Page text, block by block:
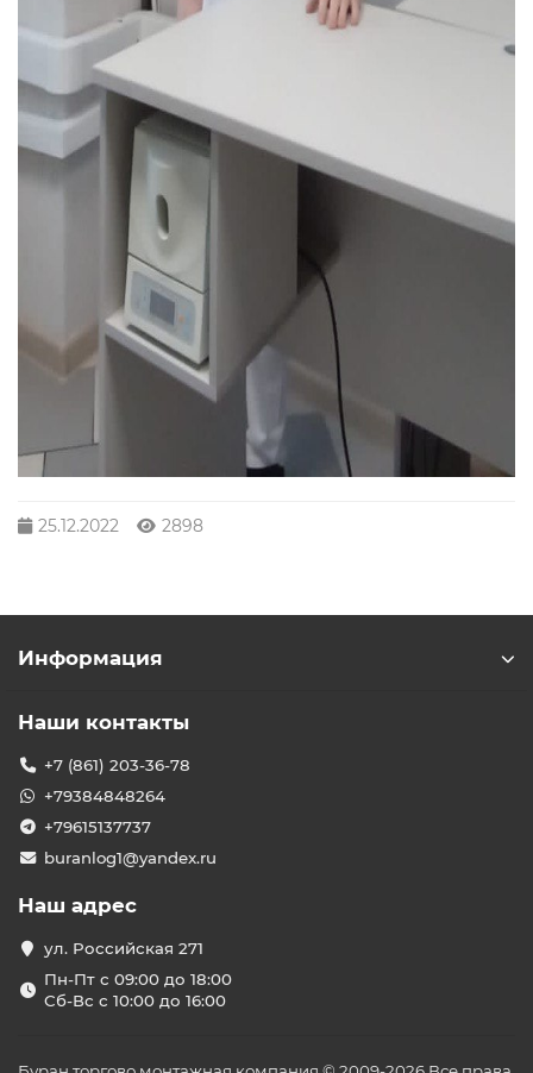
25.12.2022 2898
Информация
Наши контакты
+7 (861) 203-36-78
+79384848264
+79615137737
buranlog1@yandex.ru
Наш адрес
ул. Российская 271
Пн-Пт с 09:00 до 18:00
Сб-Вс с 10:00 до 16:00